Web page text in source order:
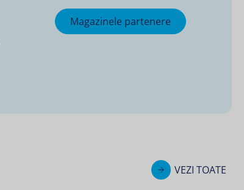
Magazinele partenere
VEZI TOATE